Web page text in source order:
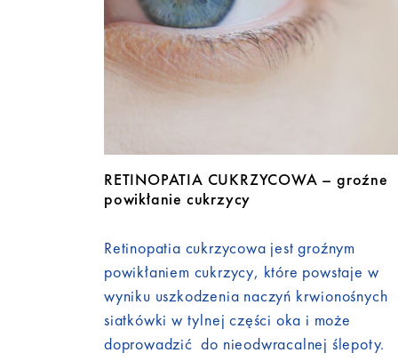
RETINOPATIA CUKRZYCOWA – groźne
powikłanie cukrzycy
Retinopatia cukrzycowa jest groźnym
powikłaniem cukrzycy, które powstaje w
wyniku uszkodzenia naczyń krwionośnych
siatkówki w tylnej części oka i może
doprowadzić do nieodwracalnej ślepoty.